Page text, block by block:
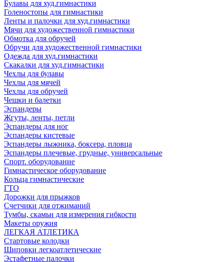
Булавы для худ.гимнастики
Голеностопы для гимнастики
Ленты и палочки для худ.гимнастики
Мячи для художественной гимнастики
Обмотка для обручей
Обручи для художественной гимнастики
Одежда для худ.гимнастики
Скакалки для худ.гимнастики
Чехлы для булавы
Чехлы для мячей
Чехлы для обручей
Чешки и балетки
Эспандеры
Жгуты, ленты, петли
Эспандеры для ног
Эспандеры кистевые
Эспандеры лыжника, боксера, пловца
Эспандеры плечевые, грудные, универсальные
Спорт. оборудование
Гимнастическое оборудование
Кольца гимнастические
ГТО
Дорожки для прыжков
Счетчики для отжиманий
Тумбы, скамьи для измерения гибкости
Макеты оружия
ЛЕГКАЯ АТЛЕТИКА
Стартовые колодки
Шиповки легкоатлетические
Эстафетные палочки